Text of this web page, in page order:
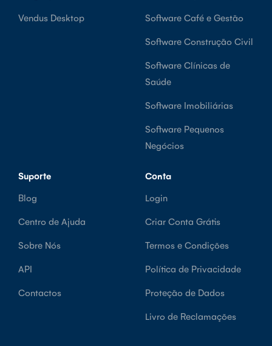
Vendus Desktop Software Café e Gestão
Software Construção Civil
Software Clínicas de
Saúde
Software Imobiliárias
Software Pequenos
Negócios
Suporte
Blog
Centro de Ajuda
Sobre Nós
API
Contactos
Conta
Login
Criar Conta Grátis
Termos e Condições
Política de Privacidade
Proteção de Dados
Livro de Reclamações